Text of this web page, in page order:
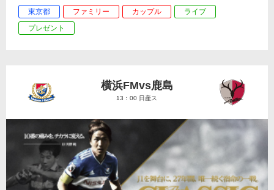
東京都 ファミリー カップル
ライブ
プレゼント
横浜FMvs鹿島
13：00 日産ス